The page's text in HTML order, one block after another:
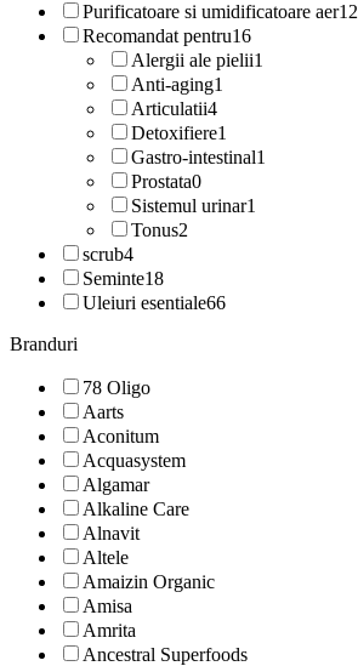
Purificatoare si umidificatoare aer12
Recomandat pentru16
Alergii ale pielii1
Anti-aging1
Articulatii4
Detoxifiere1
Gastro-intestinal1
Prostata0
Sistemul urinar1
Tonus2
scrub4
Seminte18
Uleiuri esentiale66
Branduri
78 Oligo
Aarts
Aconitum
Acquasystem
Algamar
Alkaline Care
Alnavit
Altele
Amaizin Organic
Amisa
Amrita
Ancestral Superfoods